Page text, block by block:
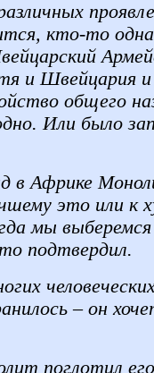
кто-то
и Швейцария и
общего
Или было
в Африке
это или к
мы
подтвердил.
– он
поглотил